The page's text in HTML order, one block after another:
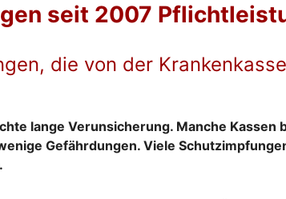
seit 2007
die von der
lange Verunsicherung. Manche Kassen
Gefährdungen. Viele